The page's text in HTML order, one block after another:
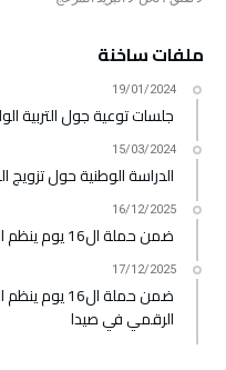
ملفات ساخنة
19/01/2024
جلسات توعية جول التربية
15/03/2024
الدراسة الوطنية حول تزويج
16/12/2025
ضمن حملة ال16 يوم ينظم التجمع عرض مسرحي في جب جنين
17/12/2025
ضمن حملة
الرقمي في صيدا